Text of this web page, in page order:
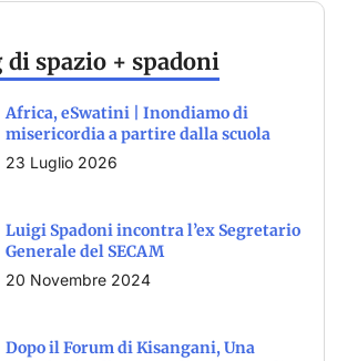
spazio + spadoni
Africa, eSwatini | Inondiamo di
misericordia a partire dalla scuola
23 Luglio 2026
Luigi Spadoni incontra l’ex Segretario
Generale del SECAM
20 Novembre 2024
Dopo il Forum di Kisangani, Una